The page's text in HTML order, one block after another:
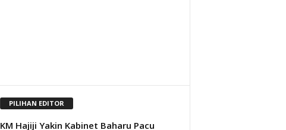
PILIHAN EDITOR
KM Hajiji Yakin Kabinet Baharu Pacu